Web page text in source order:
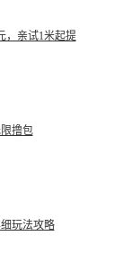
，亲试1米起提
撸包
玩法攻略